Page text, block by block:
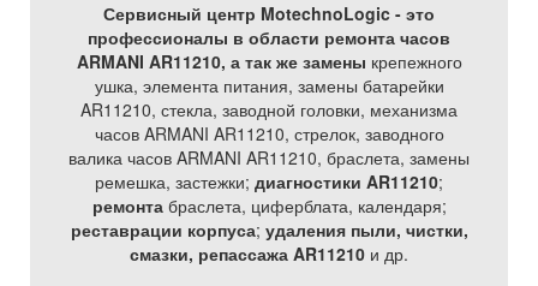
Сервисный центр MotechnoLogic - это
профессионалы в области ремонта часов
ARMANI AR11210, а так же замены крепежного
ушка, элемента питания, замены батарейки
AR11210, стекла, заводной головки, механизма
часов ARMANI AR11210, стрелок, заводного
валика часов ARMANI AR11210, браслета, замены
ремешка, застежки; диагностики AR11210;
ремонтабраслета, циферблата, календаря;
реставрации корпуса; удаления пыли, чистки,
смазки, репассажа AR11210 и др.